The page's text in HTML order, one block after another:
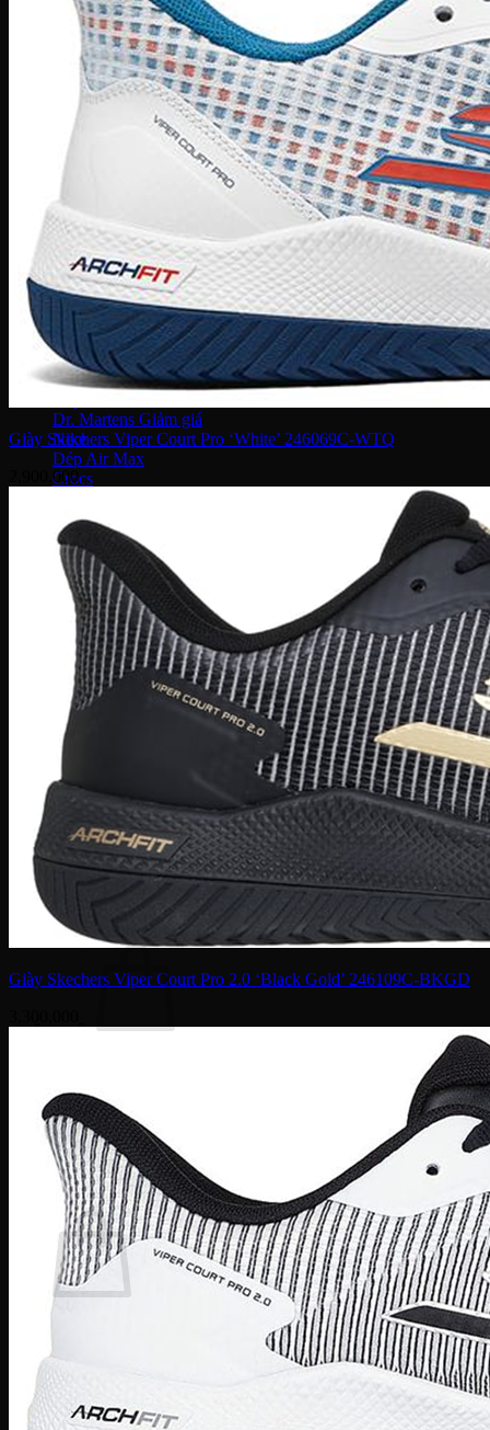
Balenciaga
Adidas
Supreme
Celine
Louis Vuitton
Maison Margiela
Nike
MCM
Dolce & Gabbana
Montblanc
Bape
Chloe
Bottega Veneta
Palm Angels
Yeezy Slide
Adidas
Adilette Slides
Dép Louis Vuitton
Dr. Martens
Nike
Dép Air Max
Crocs
MLB
Bottega Veneta
Gucci
Versace
Prada
Burberry
Dior
Gucci
Coach
Bally
Montblanc
Salvatore Ferragamo
Dolce & Gabbana
Fendi
Saint Laurent
Tom Ford
Tin Tức – Sự Kiện
Sale
Quay trở lại cửa hàng
Tìm
kiếm:
Giỏ hàng
Chưa có sản phẩm trong giỏ hàng.
Giày Skechers Viper Court Pro ‘White’ 246069C-WTQ
2,900,000
Giày Skechers Viper Court Pro 2.0 ‘Black Gold’ 246109C-BKGD